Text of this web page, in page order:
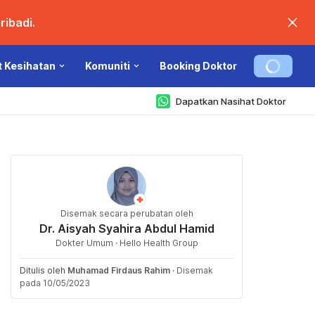
Kesihatan Komuniti Booking Doktor
Dapatkan Nasihat Doktor
Disemak secara perubatan oleh
Dr. Aisyah Syahira Abdul Hamid
Dokter Umum · Hello Health Group
Ditulis oleh Muhamad Firdaus Rahim · Disemak
pada 10/05/2023